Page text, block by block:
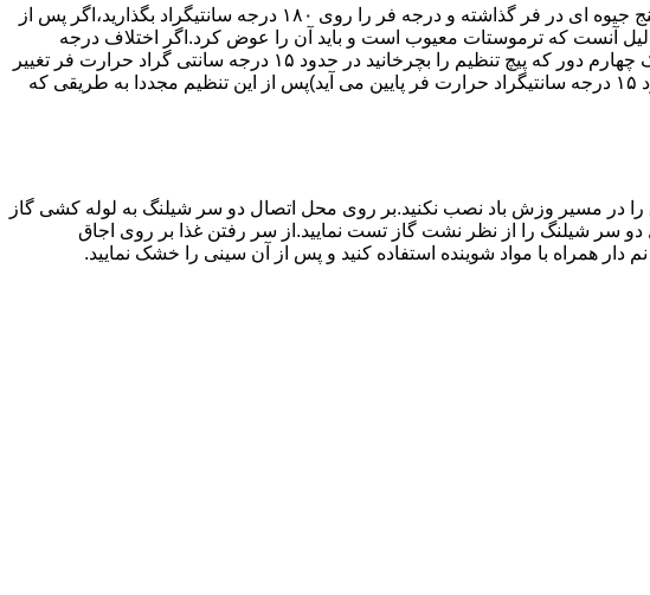
اگر حرارت فر خیلی زیاد یا خیلی کم باشد ترموستات آن احتیاج به تنظیم دارد برای این کار به طریق زیر عمل کنید.یک دما سنج جیوه ای در فر گذاشته و درجه فر را روی ۱۸۰ درجه سانتیگراد بگذارید،اگر پس از
می دهد با آنچه که فر را تنظیم کرده اید بیش از ۴۰ درجه سانتیگراد باشد دلیل آنست که ترموستات معیوب است و باید آن را عوض کرد.اگر اختلاف درجه
دماسنج با آنچه که فر را تنظیم کرده اید کم باشد دکمه کنترل را بسته و پیچ تنظیم کننده را به طرف زیاد یا کم بچرخانید.هر یک چهارم دور که پیچ تنظیم را بچرخانید در حدود ۱۵ درجه سانتی گراد حرارت فر تغییر
می کند.(اگر پیچ تنظیم را در جهت زیاد بچرخانید ۱۵ درجه سانتی گراد حرارت فر بالا می رود و اگر در جهت کم چرخانیده شود ۱۵ درجه سانتیگراد حرارت فر پایین می آید)پس از این تنظیم مجددا به طریقی که
در مسیر وزش باد نصب نکنید.بر روی محل اتصال دو سر شیلنگ به لوله کشی گاز
اجاق با کف صابون محل اتصال دو سر شیلنگ را از نظر نشت گاز تست نمایید.از سر رفتن غذا بر روی اجاق
همراه با مواد شوینده استفاده کنید و پس از آن سینی را خشک نمایید.